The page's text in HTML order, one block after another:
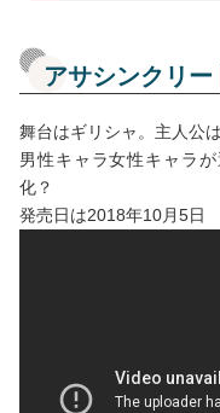
アサシンクリ
舞台はギリシャ。主人公
男性キャラ女性キャラ
化？
発売日は2018年10月5日